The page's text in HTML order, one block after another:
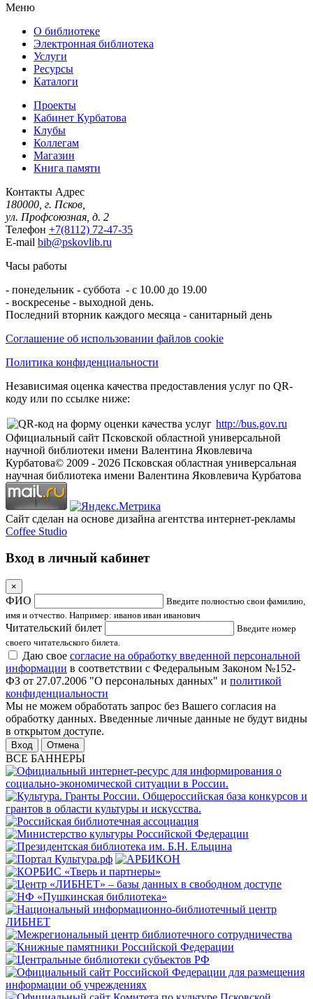
Меню
О библиотеке
Электронная библиотека
Услуги
Ресурсы
Каталоги
Проекты
Кабинет Курбатова
Клубы
Коллегам
Магазин
Книга памяти
Контакты Адрес
180000, г. Псков,
ул. Профсоюзная, д. 2
Телефон +7(8112) 72-47-35
E-mail bib@pskovlib.ru
Часы работы
- понедельник - суббота - с 10.00 до 19.00
- воскресенье - выходной день.
Последний вторник каждого месяца - санитарный день
Соглашение об использовании файлов cookie
Политика конфиденциальности
Независимая оценка качества предоставления услуг по QR-
коду или по ссылке ниже:
http://bus.gov.ru
Официальный сайт Псковской областной универсальной
научной библиотеки имени Валентина Яковлевича
Курбатова© 2009 - 2026 Псковская областная универсальная
научная библиотека имени Валентина Яковлевича Курбатова
Сайт сделан на основе дизайна агентства интернет-рекламы
Coffee Studio
Вход в личный кабинет
×
ФИО
Введите полностью свои фамилию,
имя и отчество. Например: иванов иван иванович
Читательский билет
Введите номер
своего читательского билета.
Даю свое согласие на обработку введенной персональной
информации в соответствии с Федеральным Законом №152-
ФЗ от 27.07.2006 "О персональных данных" и политикой
конфиденциальности
Мы не можем обработать запрос без Вашего согласия на
обработку данных. Введенные личные данные не будут видны
в открытом доступе.
Отмена
ВСЕ БАННЕРЫ